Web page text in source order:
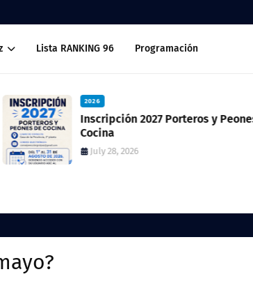
Lista RANKING 96 Programación
2026
Inscripción 2027 Porteros y Peones de
Cocina
July 28, 2026